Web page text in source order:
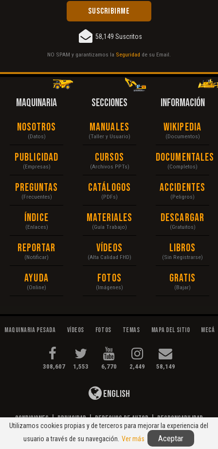
58,149 Suscritos
NO SPAM y garantizamos la Seguridad de su Email.
MAQUINARIA
Nosotros
(Datos)
Publicidad
(Empresas)
Preguntas
(Frecuentes)
Índice
(Enlaces)
Reportar
(Notificar)
Ayuda
(Online)
SECCIONES
Manuales
(Taller y Usuario)
Cursos
(Archivos PPTs)
Catálogos
(PDFs)
Materiales
(Guía Trabajo)
Vídeos
(Alta Calidad FHD)
Fotos
(Imágenes)
INFORMACIÓN
Wikipedia
(Documentos)
Documentales
(Completos)
Accidentes
(Peligros)
Descargar
(Gratuitos)
Libros
(Sin Registrarse)
Gratis
(Bajar)
Maquinaria Pesada Vídeos Fotos Temas Mapa del Sitio
308,607 1,553 6,770 2,449 58,149
English
Condiciones|Privacidad|Derechos de Autor|Responsabilidad
© 2020 Maquinaria Pesada. Operación, Mecánica, Mantenimiento...
Utilizamos cookies propias y de terceros para mejorar la experiencia del
usuario a través de su navegación. Ver más Aceptar